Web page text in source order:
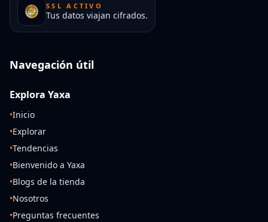
SSL ACTIVO
Tus datos viajan cifrados.
Navegación útil
Explora Yaxa
•Inicio
•Explorar
•Tendencias
•Bienvenido a Yaxa
•Blogs de la tienda
•Nosotros
•Preguntas frecuentes